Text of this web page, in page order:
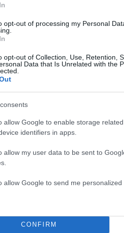
opt-out of processing my Personal
opt-out of Collection, Use, Retention,
Data that Is Unrelated with the
allow Google to enable storage
identifiers in apps.
allow my user data to be sent to
allow Google to send me personalized
CONFIRM
το βράδυ της
ότι ίσως είμαι
ο Θεός σε αυτή την
ο Θεός με χρησιμοποιεί (με
ίδιο τρόπο που
σημασία. Ο Θεός έχει
ότι έχει επιλέξει να